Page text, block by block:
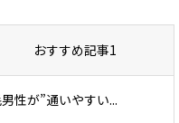
おすすめ記事1
性が”通いやすい...